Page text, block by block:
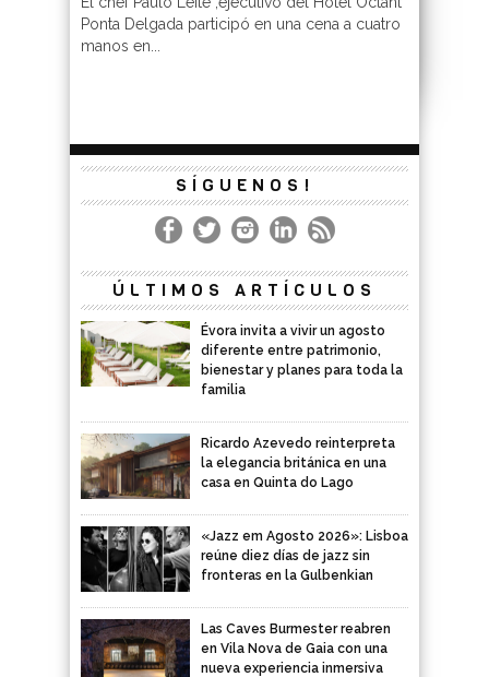
Ponta Delgada participó en una cena a cuatro
manos en...
SÍGUENOS!
ÚLTIMOS ARTÍCULOS
Évora invita a vivir un agosto
diferente entre patrimonio,
bienestar y planes para toda la
familia
Ricardo Azevedo reinterpreta
la elegancia británica en una
casa en Quinta do Lago
«Jazz em Agosto 2026»: Lisboa
reúne diez días de jazz sin
fronteras en la Gulbenkian
Las Caves Burmester reabren
en Vila Nova de Gaia con una
nueva experiencia inmersiva